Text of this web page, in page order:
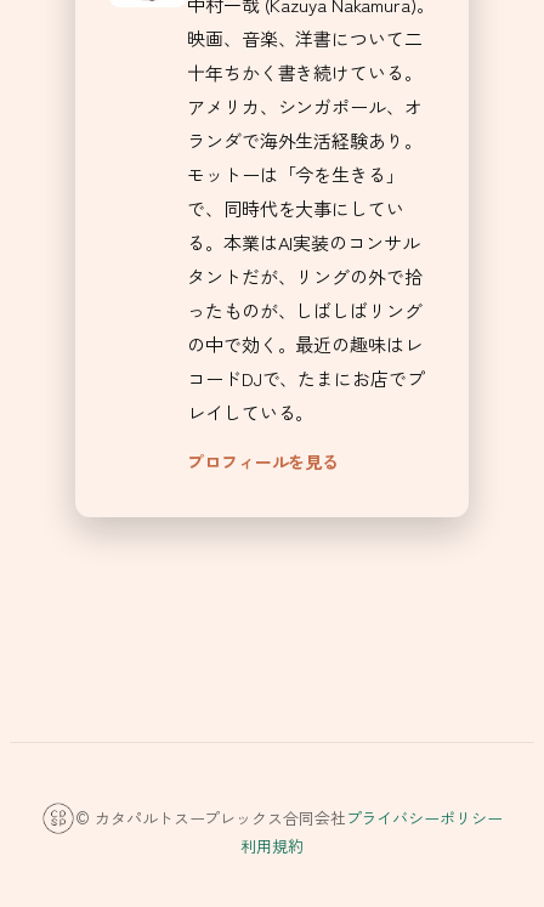
映画、音楽、洋書について二
十年ちかく書き続けている。
アメリカ、シンガポール、オ
ランダで海外生活経験あり。
モットーは「今を生きる」
で、同時代を大事にしてい
る。本業はAI実装のコンサル
タントだが、リングの外で拾
ったものが、しばしばリング
の中で効く。最近の趣味はレ
コードDJで、たまにお店でプ
レイしている。
プロフィールを見る
© カタパルトスープレックス合同会社プライバシーポリシー
利用規約